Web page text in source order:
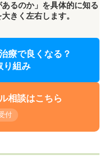
るのか」を具体的に知る
きく左右します。
療で良くなる？
り組み
相談はこちら
付